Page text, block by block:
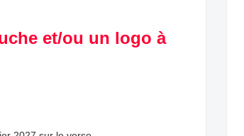
et/ou un logo à